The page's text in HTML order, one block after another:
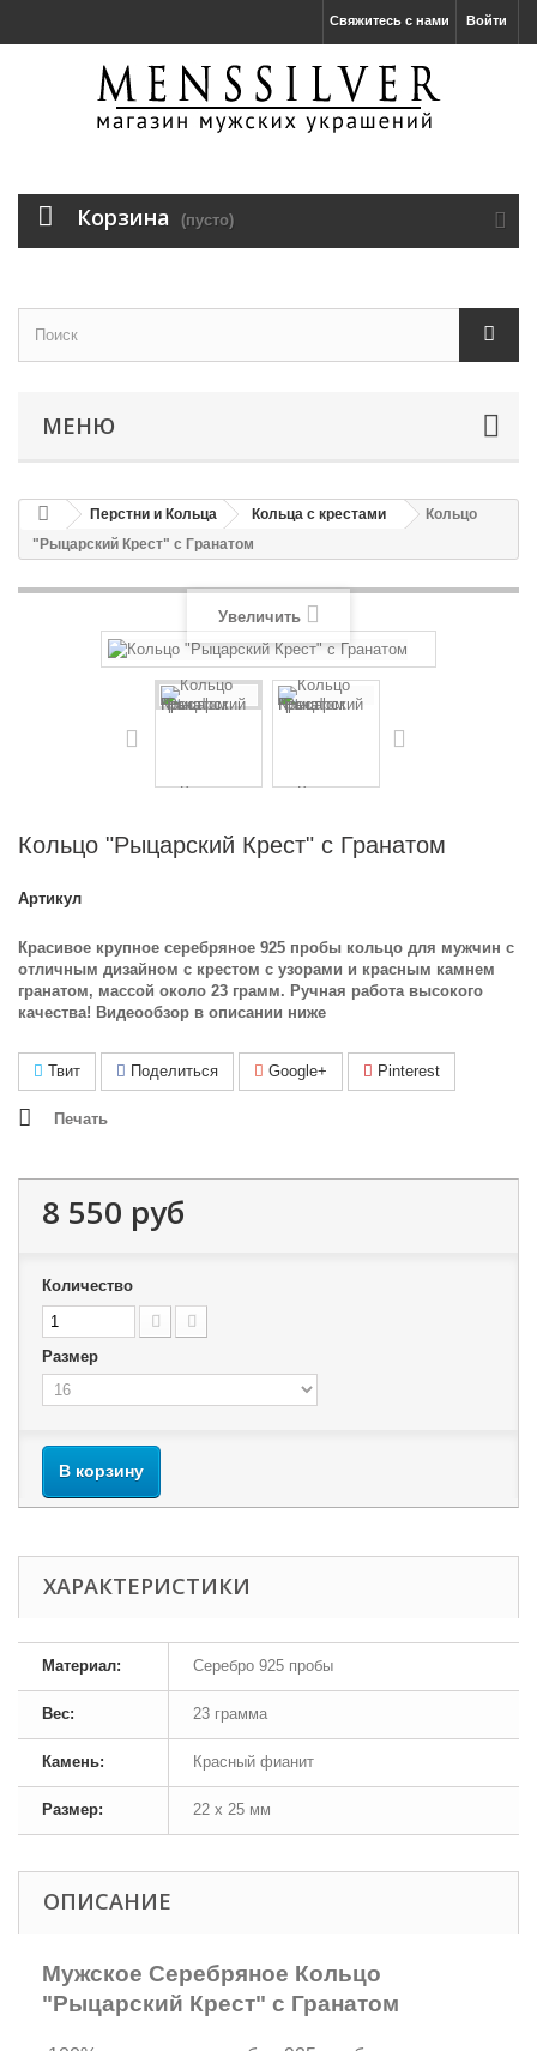
Войти
Свяжитесь с нами
Корзина (пусто)
МЕНЮ
Перстни и Кольца Кольца с крестами
Кольцо
"Рыцарский Крест" с Гранатом
Увеличить
Кольцо "Рыцарский Крест" с Гранатом
Артикул
Красивое крупное серебряное 925 пробы кольцо для мужчин с
отличным дизайном с крестом с узорами и красным камнем
гранатом, массой около 23 грамм. Ручная работа высокого
качества! Видеообзор в описании ниже
Твит Поделиться Google+ Pinterest
Печать
8 550 руб
Количество
Размер
В корзину
ХАРАКТЕРИСТИКИ
Материал: Серебро 925 пробы
Вес: 23 грамма
Камень: Красный фианит
Размер: 22 х 25 мм
ОПИСАНИЕ
Мужское Серебряное Кольцо
"Рыцарский Крест" с Гранатом